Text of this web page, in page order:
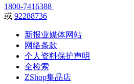
1800-7416388
或 92288736
新报业媒体网站
网络条款
个人资料保护声明
全检索
ZShop集品店